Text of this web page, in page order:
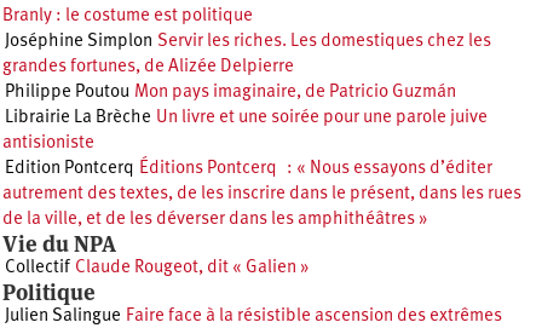
Branly : le costume est politique
Joséphine Simplon Servir les riches. Les domestiques chez les
grandes fortunes, de Alizée Delpierre
Philippe Poutou Mon pays imaginaire, de Patricio Guzmán
Librairie La Brèche Un livre et une soirée pour une parole juive
antisioniste
Edition Pontcerq Éditions Pontcerq : « Nous essayons d’éditer
autrement des textes, de les inscrire dans le présent, dans les rues
de la ville, et de les déverser dans les amphithéâtres »
Vie du NPA
Collectif Claude Rougeot, dit « Galien »
Politique
Julien Salingue Faire face à la résistible ascension des extrêmes